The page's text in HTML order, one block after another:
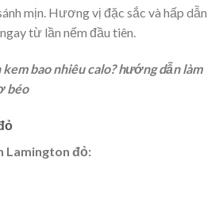
mịn. Hương vị đặc sắc và hấp dẫn
từ lần nếm đầu tiên.
kem bao nhiêu calo? hướng dẫn làm
béo
Lamington đỏ: